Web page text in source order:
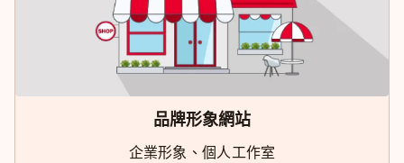
品牌形象網站
企業形象、個人工作室